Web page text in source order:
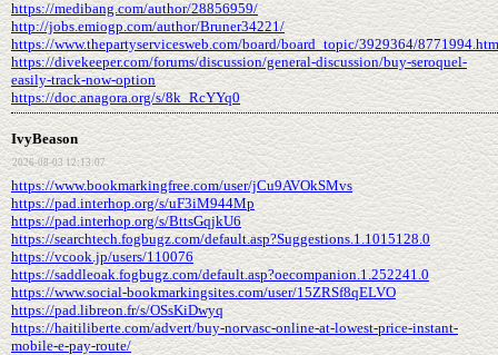
https://medibang.com/author/28856959/
http://jobs.emiogp.com/author/Bruner34221/
https://www.thepartyservicesweb.com/board/board_topic/3929364/8771994.htm
https://divekeeper.com/forums/discussion/general-discussion/buy-seroquel-
easily-track-now-option
https://doc.anagora.org/s/8k_RcYYq0
IvyBeason
2026-08-03 12:13:07
https://www.bookmarkingfree.com/user/jCu9AVOkSMvs
https://pad.interhop.org/s/uF3iM944Mp
https://pad.interhop.org/s/BttsGqjkU6
https://searchtech.fogbugz.com/default.asp?Suggestions.1.1015128.0
https://vcook.jp/users/110076
https://saddleoak.fogbugz.com/default.asp?oecompanion.1.252241.0
https://www.social-bookmarkingsites.com/user/15ZRSf8qELVO
https://pad.libreon.fr/s/OSsKiDwyq
https://haitiliberte.com/advert/buy-norvasc-online-at-lowest-price-instant-
mobile-e-pay-route/